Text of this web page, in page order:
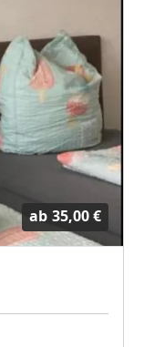
ab 35,00 €